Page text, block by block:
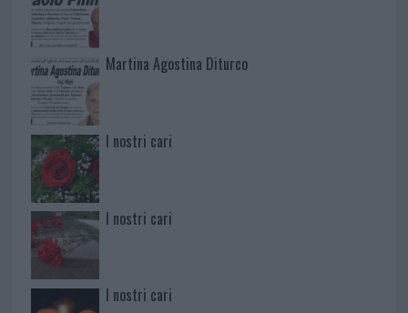
Martina Agostina Diturco
I nostri cari
I nostri cari
I nostri cari